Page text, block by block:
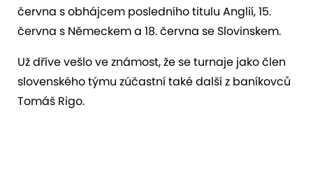
června s obhájcem posledního titulu Anglií, 15.
června s Německem a 18. června se Slovinskem.
Už dříve vešlo ve známost, že se turnaje jako člen
slovenského týmu zúčastní také další z baníkovců
Tomáš Rigo.